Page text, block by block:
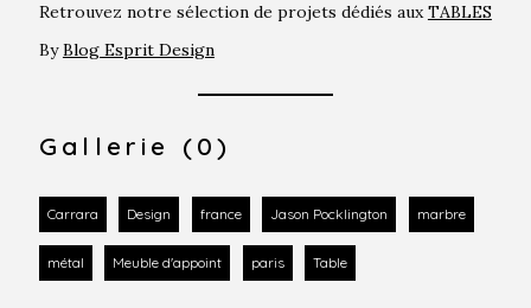
Retrouvez notre sélection de projets dédiés auxTABLES
ByBlog Esprit Design
Gallerie (0)
Carrara Design france Jason Pocklington marbre
métal Meuble d'appoint paris Table